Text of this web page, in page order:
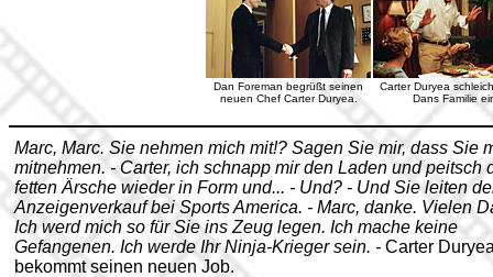
Dan Foreman begrüßt seinen
neuen Chef Carter Duryea.
Carter Duryea
Dans Familie
Marc, Marc. Sie nehmen mich mit!? Sagen Sie mir, dass Sie
mitnehmen. - Carter, ich schnapp mir den Laden und peitsch
fetten Ärsche wieder in Form und... - Und? - Und Sie leiten
Anzeigenverkauf bei Sports America. - Marc, danke. Vielen
Ich werd mich so für Sie ins Zeug legen. Ich mache keine
Gefangenen. Ich werde Ihr Ninja-Krieger sein. - Carter
bekommt seinen neuen Job.